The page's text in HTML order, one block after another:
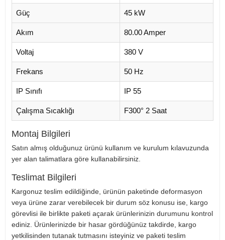
Güç 45 kW
Akım 80.00 Amper
Voltaj 380 V
Frekans 50 Hz
IP Sınıfı IP 55
Çalışma Sıcaklığı F300° 2 Saat
Montaj Bilgileri
Satın almış olduğunuz ürünü kullanım ve kurulum kılavuzunda
yer alan talimatlara göre kullanabilirsiniz.
Teslimat Bilgileri
Kargonuz teslim edildiğinde, ürünün paketinde deformasyon
veya ürüne zarar verebilecek bir durum söz konusu ise, kargo
görevlisi ile birlikte paketi açarak ürünlerinizin durumunu kontrol
ediniz. Ürünlerinizde bir hasar gördüğünüz takdirde, kargo
yetkilisinden tutanak tutmasını isteyiniz ve paketi teslim